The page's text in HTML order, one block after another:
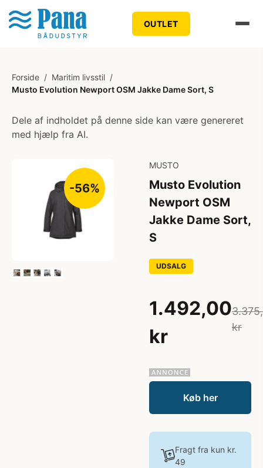
OUTLET
Forside / Maritim livsstil /
Musto Evolution Newport OSM Jakke Dame Sort, S
Dele af indholdet på denne side kan være genereret
med hjælp fra AI.
-56%
MUSTO
Musto Evolution
Newport OSM
Jakke Dame Sort,
S
UDSALG
1.492,00
kr
kr
Køb her
Fragt fra kun kr.
49